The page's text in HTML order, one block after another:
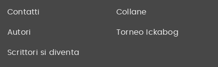
Contatti Collane
Autori Torneo Ickabog
Scrittori si diventa